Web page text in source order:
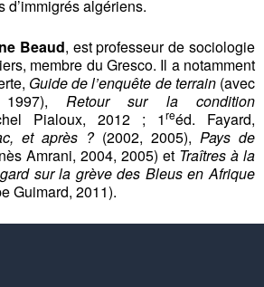
d’immigrés algériens.
Beaud, est professeur de sociologie
membre du Gresco. Il a notamment
Guide de l’enquête de terrain (avec
1997), Retour sur la condition
Pialoux, 2012 ; 1reéd. Fayard,
et après ?(2002, 2005), Pays de
Amrani, 2004, 2005) et Traîtres à la
sur la grève des Bleus en Afrique
Guimard, 2011).